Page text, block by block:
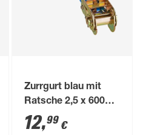
Zurrgurt blau mit
Ratsche 2,5 x 600
cm
12,99 €